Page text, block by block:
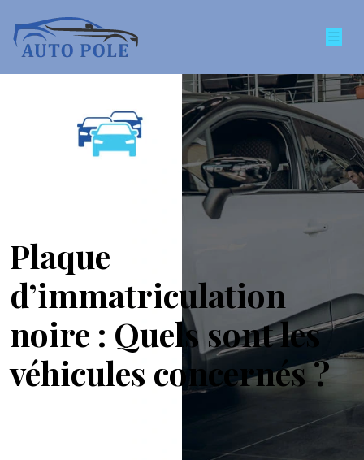
Plaque
d’immatriculation
noire : Quels sont les
véhicules concernés ?